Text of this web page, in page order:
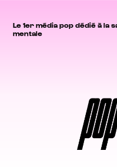
Le 1er média pop dédié à la
mentale